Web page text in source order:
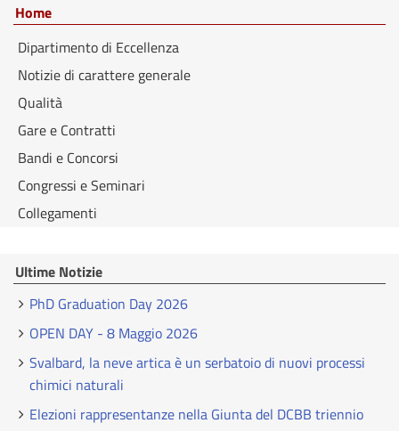
Home
Dipartimento di Eccellenza
Notizie di carattere generale
Qualità
Gare e Contratti
Bandi e Concorsi
Congressi e Seminari
Collegamenti
Ultime Notizie
PhD Graduation Day 2026
OPEN DAY - 8 Maggio 2026
Svalbard, la neve artica è un serbatoio di nuovi processi
chimici naturali
Elezioni rappresentanze nella Giunta del DCBB triennio